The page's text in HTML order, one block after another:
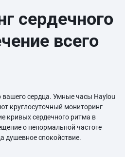
сердечного
всего
сердца. Умные часы Haylou
круглосуточный мониторинг
кривых сердечного ритма в
о ненормальной частоте
душевное спокойствие.